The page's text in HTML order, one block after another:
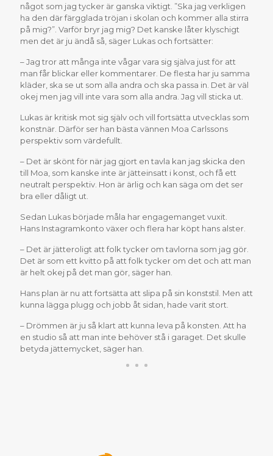
något som jag tycker är ganska viktigt. ”Ska jag verkligen
ha den där färgglada tröjan i skolan och kommer alla stirra
på mig?”. Varför bryr jag mig? Det kanske låter klyschigt
men det är ju ändå så, säger Lukas och fortsätter:
– Jag tror att många inte vågar vara sig själva just för att
man får blickar eller kommentarer. De flesta har ju samma
kläder, ska se ut som alla andra och ska passa in. Det är väl
okej men jag vill inte vara som alla andra. Jag vill sticka ut.
Lukas är kritisk mot sig själv och vill fortsätta utvecklas som
konstnär. Därför ser han bästa vännen Moa Carlssons
perspektiv som värdefullt.
– Det är skönt för när jag gjort en tavla kan jag skicka den
till Moa, som kanske inte är jätteinsatt i konst, och få ett
neutralt perspektiv. Hon är ärlig och kan säga om det ser
bra eller dåligt ut.
Sedan Lukas började måla har engagemanget vuxit.
Hans Instagramkonto växer och flera har köpt hans alster.
– Det är jätteroligt att folk tycker om tavlorna som jag gör.
Det är som ett kvitto på att folk tycker om det och att man
är helt okej på det man gör, säger han.
Hans plan är nu att fortsätta att slipa på sin konststil. Men att
kunna lägga plugg och jobb åt sidan, hade varit stort.
– Drömmen är ju så klart att kunna leva på konsten. Att ha
en studio så att man inte behöver stå i garaget. Det skulle
betyda jättemycket, säger han.